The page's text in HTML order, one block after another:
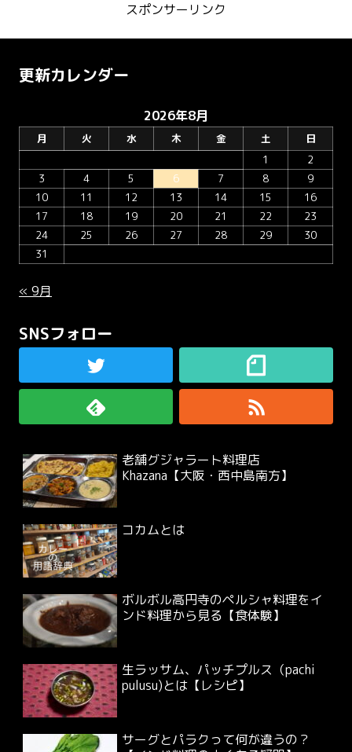
スポンサーリンク
更新カレンダー
2026年8月
月 火 水 木 金 土
日
1
2
3
4 5 6 7 8
9
10
11 12 13 14 15
16
17
18 19 20 21 22
23
24
25 26 27 28 29
30
31
« 9月
SNSフォロー
老舗グジャラート料理店
Khazana【大阪・西中島南方】
コカムとは
ボルボル高円寺のペルシャ料理をイ
ンド料理から見る【食体験】
生ラッサム、パッチプルス（pachi
pulusu)とは【レシピ】
サーグとパラクって何が違うの？